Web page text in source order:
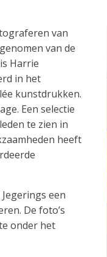
van
van de
Harrie
in het
kunstdrukken.
Een selectie
te zien in
heeft
een
De foto’s
onder het